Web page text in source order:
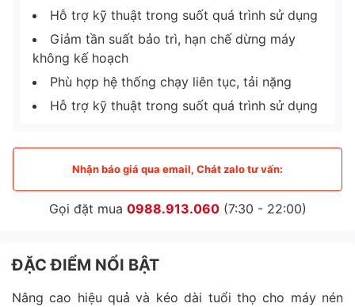
Hỗ trợ kỹ thuật trong suốt quá trình sử dụng
Giảm tần suất bảo trì, hạn chế dừng máy
không kế hoạch
Phù hợp hệ thống chạy liên tục, tải nặng
Hỗ trợ kỹ thuật trong suốt quá trình sử dụng
Nhận báo giá qua email, Chát zalo tư vấn:
Gọi đặt mua 0988.913.060(7:30 - 22:00)
ĐẶC ĐIỂM NỔI BẬT
Nâng cao hiệu quả và kéo dài tuổi thọ cho máy nén